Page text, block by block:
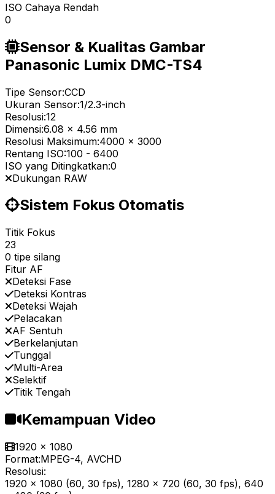
ISO Cahaya Rendah
0
Sensor & Kualitas Gambar
Panasonic Lumix DMC-TS4
Tipe Sensor:CCD
Ukuran Sensor:1/2.3-inch
Resolusi:12
Dimensi:6.08 x 4.56 mm
Resolusi Maksimum:4000 x 3000
Rentang ISO:100 - 6400
ISO yang Ditingkatkan:0
Dukungan RAW
Sistem Fokus Otomatis
Titik Fokus
23
0 tipe silang
Fitur AF
Deteksi Fase
Deteksi Kontras
Deteksi Wajah
Pelacakan
AF Sentuh
Berkelanjutan
Tunggal
Multi-Area
Selektif
Titik Tengah
Kemampuan Video
1920 x 1080
Format:MPEG-4, AVCHD
Resolusi:
1920 x 1080 (60, 30 fps), 1280 x 720 (60, 30 fps), 640